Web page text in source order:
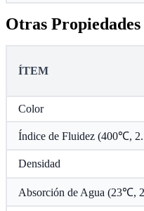
Otras Propiedades
ÍTEM
Color
Índice de Fluidez (400℃,
Densidad
Absorción de Agua (23℃,